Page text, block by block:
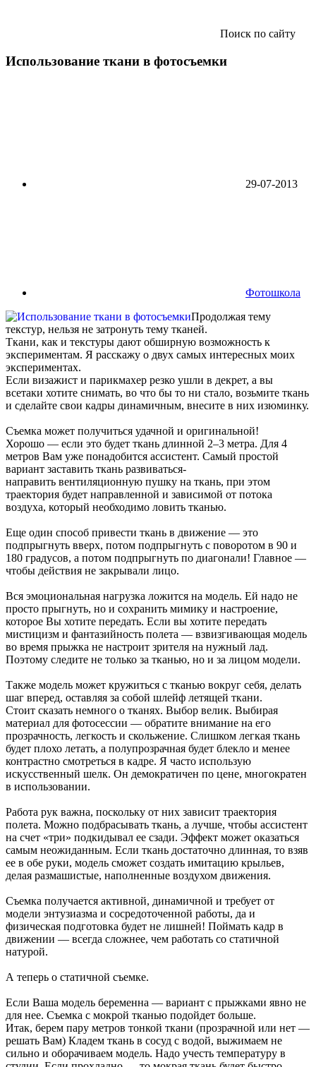
Поиск по сайту
Использование ткани в фотосъемки
29-07-2013
Фотошкола
Продолжая тему
текстур, нельзя не затронуть тему тканей.
Ткани, как и текстуры дают обширную возможность к
экспериментам. Я расскажу о двух самых интересных моих
экспериментах.
Если визажист и парикмахер резко ушли в декрет, а вы
всетаки хотите снимать, во что бы то ни стало, возьмите ткань
и сделайте свои кадры динамичным, внесите в них изюминку.
Съемка может получиться удачной и оригинальной!
Хорошо — если это будет ткань длинной 2–3 метра. Для 4
метров Вам уже понадобится ассистент. Самый простой
вариант заставить ткань развиваться-
направить вентиляционную пушку на ткань, при этом
траектория будет направленной и зависимой от потока
воздуха, который необходимо ловить тканью.
Еще один способ привести ткань в движение — это
подпрыгнуть вверх, потом подпрыгнуть с поворотом в 90 и
180 градусов, а потом подпрыгнуть по диагонали! Главное —
чтобы действия не закрывали лицо.
Вся эмоциональная нагрузка ложится на модель. Ей надо не
просто прыгнуть, но и сохранить мимику и настроение,
которое Вы хотите передать. Если вы хотите передать
мистицизм и фантазийность полета — взвизгивающая модель
во время прыжка не настроит зрителя на нужный лад.
Поэтому следите не только за тканью, но и за лицом модели.
Также модель может кружиться с тканью вокруг себя, делать
шаг вперед, оставляя за собой шлейф летящей ткани.
Стоит сказать немного о тканях. Выбор велик. Выбирая
материал для фотосессии — обратите внимание на его
прозрачность, легкость и скольжение. Слишком легкая ткань
будет плохо летать, а полупрозрачная будет блекло и менее
контрастно смотреться в кадре. Я часто использую
искусственный шелк. Он демократичен по цене, многократен
в использовании.
Работа рук важна, поскольку от них зависит траектория
полета. Можно подбрасывать ткань, а лучше, чтобы ассистент
на счет «три» подкидывал ее сзади. Эффект может оказаться
самым неожиданным. Если ткань достаточно длинная, то взяв
ее в обе руки, модель сможет создать имитацию крыльев,
делая размашистые, наполненные воздухом движения.
Съемка получается активной, динамичной и требует от
модели энтузиазма и сосредоточенной работы, да и
физическая подготовка будет не лишней! Поймать кадр в
движении — всегда сложнее, чем работать со статичной
натурой.
А теперь о статичной съемке.
Если Ваша модель беременна — вариант с прыжками явно не
для нее. Съемка с мокрой тканью подойдет больше.
Итак, берем пару метров тонкой ткани (прозрачной или нет —
решать Вам) Кладем ткань в сосуд с водой, выжимаем не
сильно и оборачиваем модель. Надо учесть температуру в